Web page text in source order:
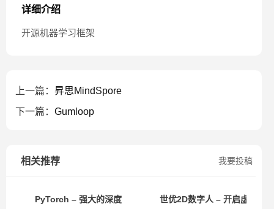
详细介绍
开源机器学习框架
上一篇： 昇思MindSpore
下一篇： Gumloop
我要投稿
相关推荐
PyTorch – 强大的深度学习开发框架世优2D数字人 – 开启虚拟新